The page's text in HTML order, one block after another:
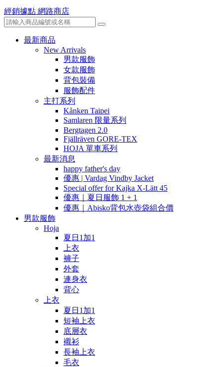
經銷據點 網路商店
最新商品
New Arrivals
男款服飾
女款服飾
背包裝備
服飾配件
主打系列
Kånken Taipei
Samlaren 限量系列
Bergtagen 2.0
Fjällräven GORE-TEX
HOJA 單車系列
最新消息
happy father's day
優惠 | Vardag Vindby Jacket
Special offer for Kajka X-Lätt 45
優惠｜夏日服飾 1 + 1
優惠｜Abisko背包水壺袋組合價
男款服飾
Hoja
夏日1加1
上衣
褲子
外套
連身衣
背心
上衣
夏日1加1
短袖上衣
底層衣
襯衫
長袖上衣
毛衣